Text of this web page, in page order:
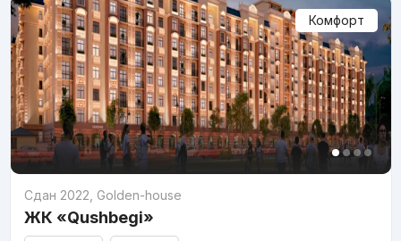
Комфорт
Сдан 2022 Golden-house
ЖК «Qushbegi»